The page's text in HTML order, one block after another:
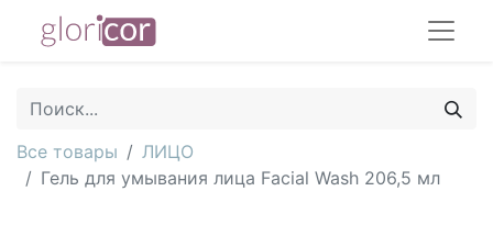
Все товары
ЛИЦО
Гель для умывания лица Facial Wash 206,5 мл